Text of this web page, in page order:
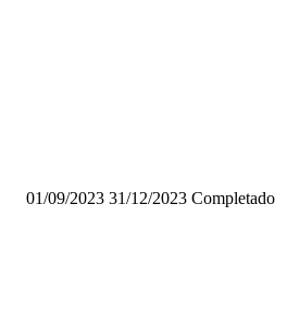
01/09/2023 31/12/2023 Completado